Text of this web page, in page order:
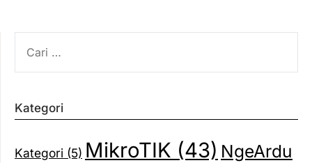
UNTUK:
Kategori
Kategori (5) MikroTIK (43) NgeArdu